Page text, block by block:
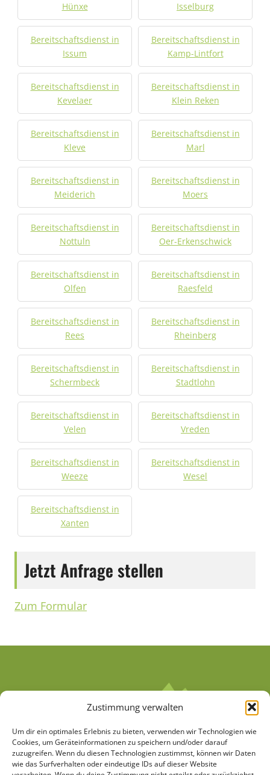
Zustimmung verwalten
Um dir ein optimales Erlebnis zu bieten, verwenden wir Technologien wie
Cookies, um Geräteinformationen zu speichern und/oder darauf
zuzugreifen. Wenn du diesen Technologien zustimmst, können wir Daten
wie das Surfverhalten oder eindeutige IDs auf dieser Website
Hünxe
Isselburg
Bereitschaftsdienst in
Issum
Bereitschaftsdienst in
Kamp-Lintfort
Bereitschaftsdienst in
Kevelaer
Bereitschaftsdienst in
Klein Reken
Bereitschaftsdienst in
Kleve
Bereitschaftsdienst in
Marl
Bereitschaftsdienst in
Meiderich
Bereitschaftsdienst in
Moers
Bereitschaftsdienst in
Nottuln
Bereitschaftsdienst in
Oer-Erkenschwick
Bereitschaftsdienst in
Olfen
Bereitschaftsdienst in
Raesfeld
Bereitschaftsdienst in
Rees
Bereitschaftsdienst in
Rheinberg
Bereitschaftsdienst in
Schermbeck
Bereitschaftsdienst in
Stadtlohn
Bereitschaftsdienst in
Velen
Bereitschaftsdienst in
Vreden
Bereitschaftsdienst in
Weeze
Bereitschaftsdienst in
Wesel
Bereitschaftsdienst in
Xanten
Jetzt Anfrage stellen
Zum Formular